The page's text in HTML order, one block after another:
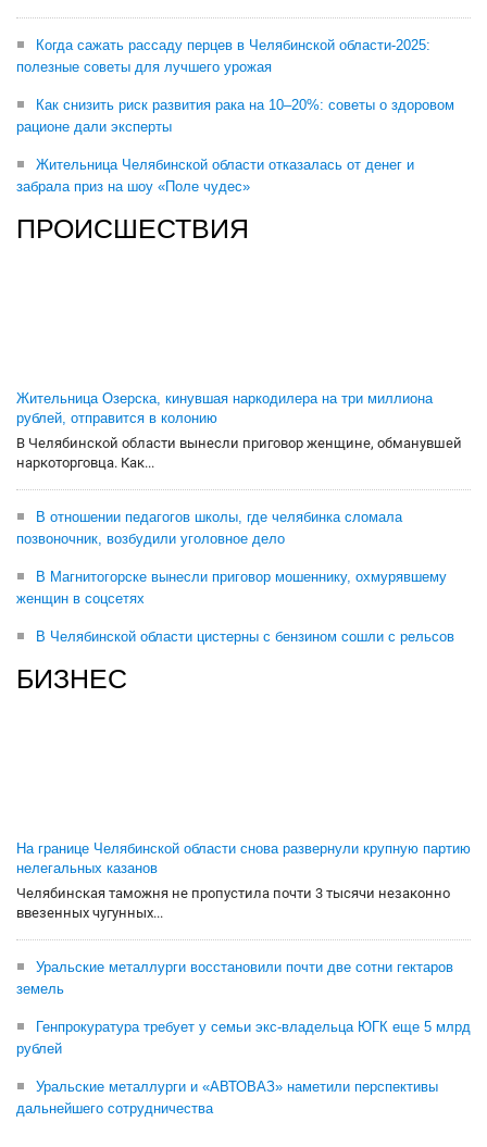
Когда сажать рассаду перцев в Челябинской области-2025:
полезные советы для лучшего урожая
Как снизить риск развития рака на 10–20%: советы о здоровом
рационе дали эксперты
Жительница Челябинской области отказалась от денег и
забрала приз на шоу «Поле чудес»
ПРОИСШЕСТВИЯ
Жительница Озерска, кинувшая наркодилера на три миллиона
рублей, отправится в колонию
В Челябинской области вынесли приговор женщине, обманувшей
наркоторговца. Как...
В отношении педагогов школы, где челябинка сломала
позвоночник, возбудили уголовное дело
В Магнитогорске вынесли приговор мошеннику, охмурявшему
женщин в соцсетях
В Челябинской области цистерны с бензином сошли с рельсов
БИЗНЕС
На границе Челябинской области снова развернули крупную партию
нелегальных казанов
Челябинская таможня не пропустила почти 3 тысячи незаконно
ввезенных чугунных...
Уральские металлурги восстановили почти две сотни гектаров
земель
Генпрокуратура требует у семьи экс-владельца ЮГК еще 5 млрд
рублей
Уральские металлурги и «АВТОВАЗ» наметили перспективы
дальнейшего сотрудничества